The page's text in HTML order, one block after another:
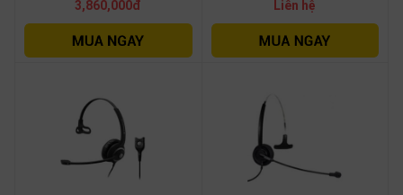
3,860,000đ Liên hệ